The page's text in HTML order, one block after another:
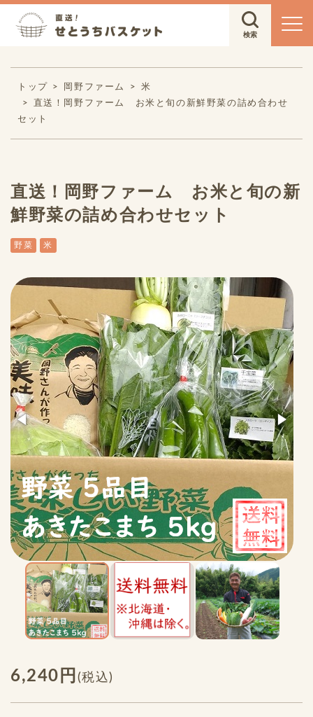
トップ 岡野ファーム
米
直送！岡野ファーム お米と旬の新鮮野菜の詰め合わせ
セット
直送！岡野ファーム お米と旬の新
鮮野菜の詰め合わせセット
野菜 米
6,240円 (税込)